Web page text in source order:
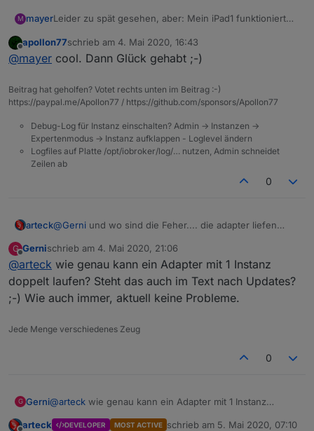
M mayerLeider zu spät gesehen, aber: Mein iPad1 funktioniert
auf dem iPad1.
Offline
apollon77schrieb am 4. Mai 2020, 16:43
zuletzt editiert von
@mayer cool. Dann Glück gehabt ;-)
Beitrag hat geholfen? Votet rechts unten im Beitrag :-)
https://paypal.me/Apollon77 / https://github.com/sponsors/Apollon77
Debug-Log für Instanz einschalten? Admin -> Instanzen ->
Expertenmodus -> Instanz aufklappen - Loglevel ändern
Logfiles auf Platte /opt/iobroker/log/… nutzen, Admin schneidet
Zeilen ab
0
arteck@Gerni und wo sind die Feher.... die adapter liefen
G
Offline
Gernischrieb am 4. Mai 2020, 21:06
zuletzt editiert von
@arteck wie genau kann ein Adapter mit 1 Instanz
doppelt laufen? Steht das auch im Text nach Updates?
;-) Wie auch immer, aktuell keine Probleme.
Jede Menge verschiedenes Zeug
0
G Gerni@arteck wie genau kann ein Adapter mit 1 Instanz
;-) Wie auch immer, aktuell keine Probleme.
arteck DEVELOPER MOST ACTIVE schrieb am 5. Mai 2020, 07:10